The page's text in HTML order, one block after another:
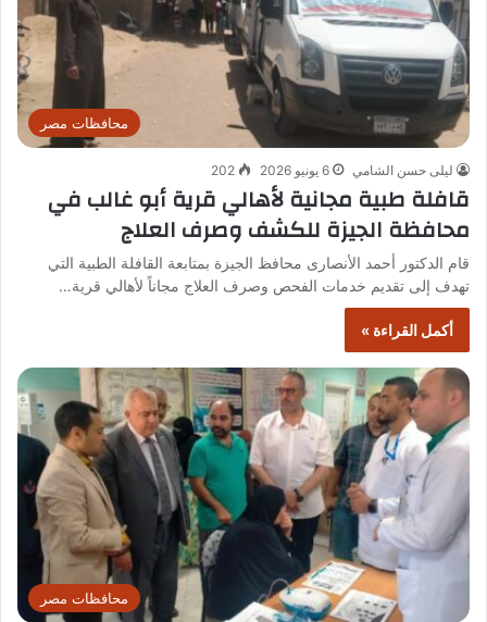
محافظات مصر
ليلى حسن الشامي 6 يونيو 2026 202
قافلة طبية مجانية لأهالي قرية أبو غالب في
محافظة الجيزة للكشف وصرف العلاج
قام الدكتور أحمد الأنصارى محافظ الجيزة بمتابعة القافلة الطبية التي
تهدف إلى تقديم خدمات الفحص وصرف العلاج مجاناً لأهالي قرية…
أكمل القراءة »
محافظات مصر